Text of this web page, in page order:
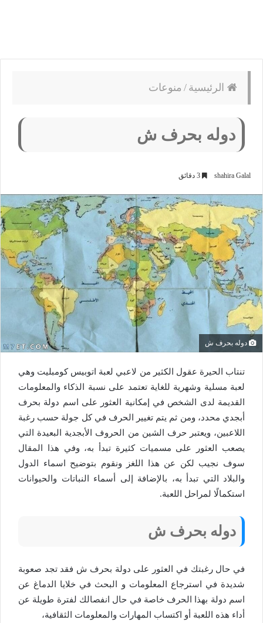
الرئيسية / منوعات
دوله بحرف ش
shahira Galal
دوله بحرف ش
تنتاب الحيرة عقول الكثير من لاعبي لعبة اتوبيس كومبليت وهي
لعبة مسلية وشهرية للغاية تعتمد على نسبة الذكاء والمعلومات
القديمة لدى الشخص في إمكانية العثور على اسم دولة بحرف
أبجدي محدد، ومن ثم يتم تغيير الحرف في كل جولة حسب رغبة
اللاعبين، ويعتبر حرف الشين من الحروف الأبجدية البعيدة التي
يصعب العثور على مسميات كثيرة تبدأ به، وفي هذا المقال
سوف نجيب لكن عن هذا اللغز ونقوم بتوضيح اسماء الدول
والبلاد التي تبدأ به، بالإضافة إلى أسماء النباتات والحيوانات
استكمالًا لمراحل اللعبة.
دوله بحرف ش
في حال رغبتك في العثور على دولة بحرف ش فقد تجد صعوبة
شديدة في استرجاع المعلومات و البحث في خلايا الدماغ عن
اسم دولة بهذا الحرف خاصة في حال انفصالك لفترة طويلة عن
أداء هذه اللعبة أو اكتساب المهارات والمعلومات الثقافية،